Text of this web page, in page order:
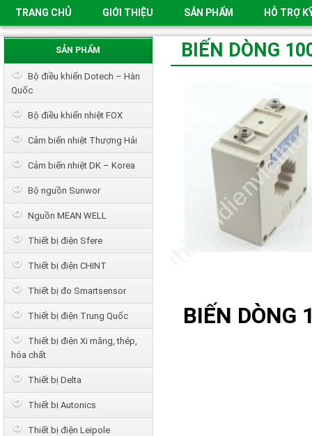
TRANG CHỦ GIỚI THIỆU SẢN PHẨM HỖ TRỢ
BIẾN DÒNG
BIẾN DÒNG
SẢN PHẨM
Bộ điều khiển Dotech – Hàn
Quốc
Bộ điều khiển nhiệt FOX
Cảm biến nhiệt Thượng Hải
Cảm biến nhiệt DK – Korea
Bộ nguồn Sunwor
Nguồn MEAN WELL
Thiết bị điện Sfere
Thiết bị điện CHINT
Thiết bị đo Smartsensor
Thiết bị điện Trung Quốc
Thiết bị điện Xi măng, thép,
hóa chất
Thiết bị Delta
Thiết bị Autonics
Thiết bị điện Leipole